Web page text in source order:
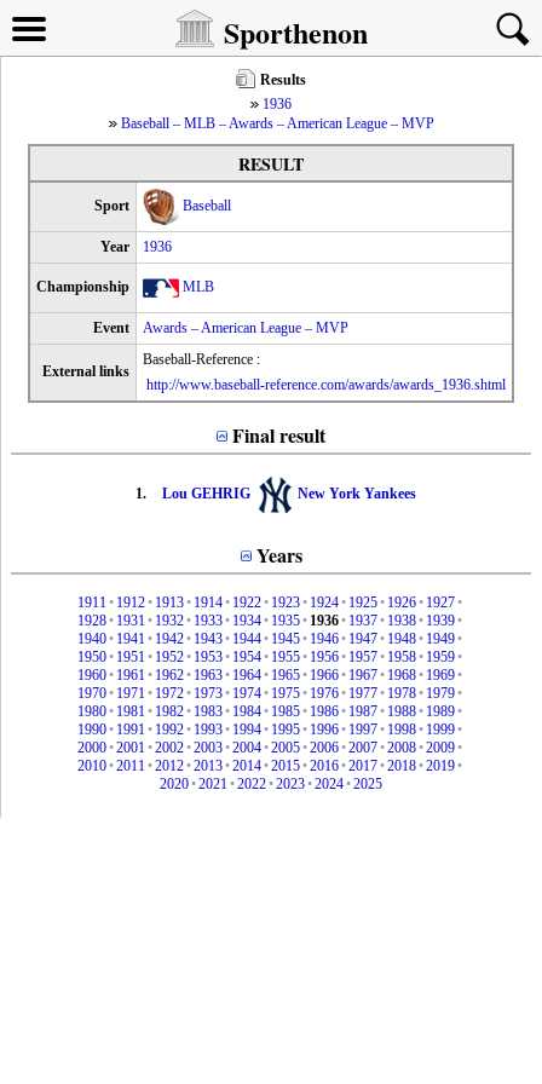
Sporthenon
Results
1936
Baseball – MLB – Awards – American League – MVP
RESULT
Sport Baseball
Year 1936
Championship MLB
Event Awards – American League – MVP
External links
Baseball-Reference :
http://www.baseball-reference.com/awards/awards_1936.shtml
Final result
1. Lou GEHRIG New York Yankees
Years
1911• 1912• 1913• 1914• 1922• 1923• 1924• 1925• 1926• 1927•
1928• 1931• 1932• 1933• 1934• 1935• 1936• 1937• 1938• 1939•
1940• 1941• 1942• 1943• 1944• 1945• 1946• 1947• 1948• 1949•
1950• 1951• 1952• 1953• 1954• 1955• 1956• 1957• 1958• 1959•
1960• 1961• 1962• 1963• 1964• 1965• 1966• 1967• 1968• 1969•
1970• 1971• 1972• 1973• 1974• 1975• 1976• 1977• 1978• 1979•
1980• 1981• 1982• 1983• 1984• 1985• 1986• 1987• 1988• 1989•
1990• 1991• 1992• 1993• 1994• 1995• 1996• 1997• 1998• 1999•
2000•2001•2002•2003•2004•2005•2006•2007•2008•2009•
2010•2011•2012•2013•2014•2015•2016•2017•2018•2019•
2020•2021•2022•2023•2024•2025